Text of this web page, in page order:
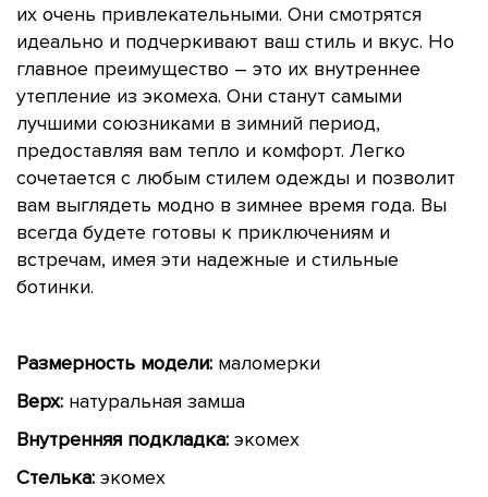
их очень привлекательными. Они смотрятся
идеально и подчеркивают ваш стиль и вкус. Но
главное преимущество – это их внутреннее
утепление из экомеха. Они станут самыми
лучшими союзниками в зимний период,
предоставляя вам тепло и комфорт. Легко
сочетается с любым стилем одежды и позволит
вам выглядеть модно в зимнее время года. Вы
всегда будете готовы к приключениям и
встречам, имея эти надежные и стильные
ботинки.
Размерность модели: маломерки
Верх: натуральная замша
Внутренняя подкладка: экомех
Стелька: экомех